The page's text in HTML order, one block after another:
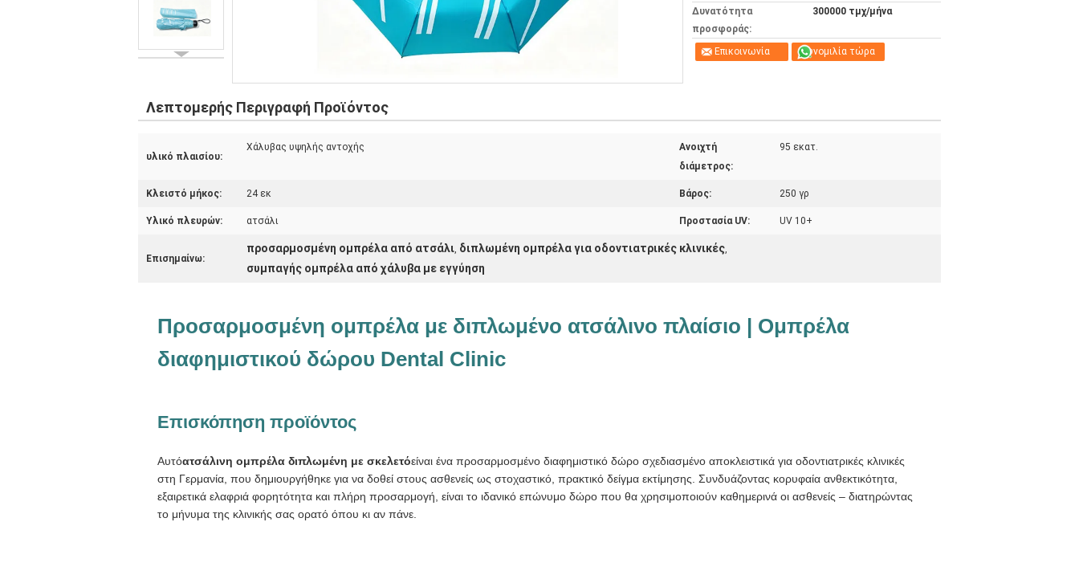
Δυνατότητα
προσφοράς:
300000 τμχ/μήνα
Επικοινωνία Συνομιλία τώρα
Λεπτομερής Περιγραφή Προϊόντος
υλικό πλαισίου:
Χάλυβας υψηλής αντοχής
Ανοιχτή
διάμετρος:
95 εκατ.
Κλειστό μήκος: 24 εκ Βάρος: 250 γρ
Υλικό πλευρών: ατσάλι Προστασία UV: UV 10+
Επισημαίνω:
προσαρμοσμένη ομπρέλα από ατσάλι, διπλωμένη ομπρέλα για οδοντιατρικές κλινικές,
συμπαγής ομπρέλα από χάλυβα με εγγύηση
Προσαρμοσμένη ομπρέλα με διπλωμένο ατσάλινο πλαίσιο | Ομπρέλα
διαφημιστικού δώρου Dental Clinic
Επισκόπηση προϊόντος
Αυτόατσάλινη ομπρέλα διπλωμένη με σκελετόείναι ένα προσαρμοσμένο διαφημιστικό δώρο σχεδιασμένο αποκλειστικά για οδοντιατρικές κλινικές
στη Γερμανία, που δημιουργήθηκε για να δοθεί στους ασθενείς ως στοχαστικό, πρακτικό δείγμα εκτίμησης. Συνδυάζοντας κορυφαία ανθεκτικότητα,
εξαιρετικά ελαφριά φορητότητα και πλήρη προσαρμογή, είναι το ιδανικό επώνυμο δώρο που θα χρησιμοποιούν καθημερινά οι ασθενείς – διατηρώντας
το μήνυμα της κλινικής σας ορατό όπου κι αν πάνε.